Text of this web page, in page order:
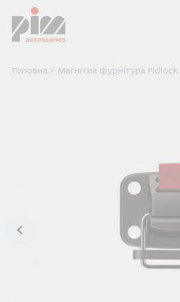
Головна / Магнітна фурнітура Fidlock